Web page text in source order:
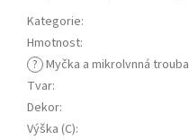
Kategorie:
Hmotnost:
? Myčka a mikrolvnná trouba
Tvar:
Dekor:
Výška (C):